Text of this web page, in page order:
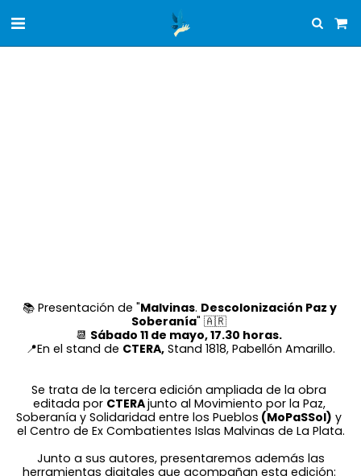
📚 Presentación de "Malvinas. Descolonización Paz y
Soberanía" 🇦🇷
📆 Sábado 11 de mayo, 17.30 horas.
📍En el stand de CTERA, Stand 1818, Pabellón Amarillo.
Se trata de la tercera edición ampliada de la obra
editada por CTERA junto al Movimiento por la Paz,
Soberanía y Solidaridad entre los Pueblos (MoPaSSol) y
el Centro de Ex Combatientes Islas Malvinas de La Plata.